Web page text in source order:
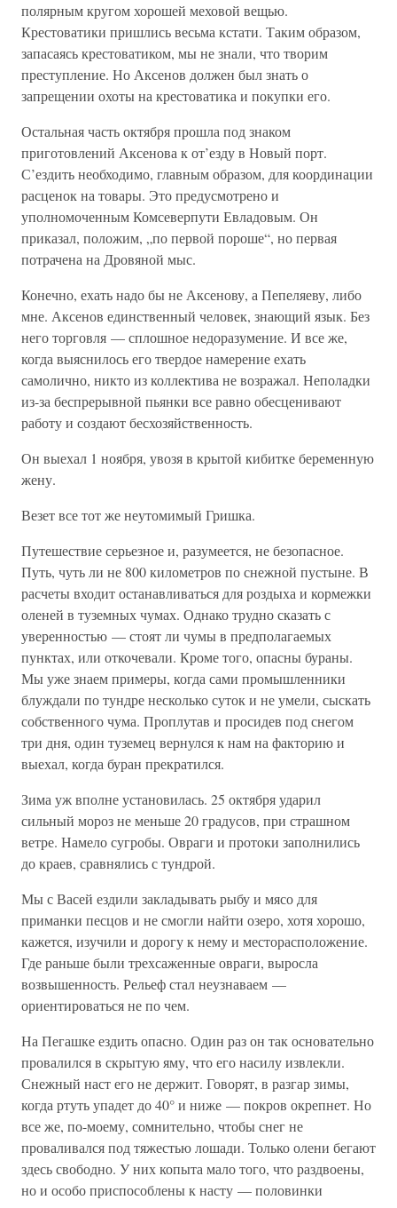
полярным кругом хорошей меховой вещью.
Крестоватики пришлись весьма кстати. Таким образом,
запасаясь крестоватиком, мы не знали, что творим
преступление. Но Аксенов должен был знать о
запрещении охоты на крестоватика и покупки его.
Остальная часть октября прошла под знаком
приготовлений Аксенова к от’езду в Новый порт.
С’ездить необходимо, главным образом, для координации
расценок на товары. Это предусмотрено и
уполномоченным Комсеверпути Евладовым. Он
приказал, положим, „по первой пороше“, но первая
потрачена на Дровяной мыс.
Конечно, ехать надо бы не Аксенову, а Пепеляеву, либо
мне. Аксенов единственный человек, знающий язык. Без
него торговля — сплошное недоразумение. И все же,
когда выяснилось его твердое намерение ехать
самолично, никто из коллектива не возражал. Неполадки
из-за беспрерывной пьянки все равно обесценивают
работу и создают бесхозяйственность.
Он выехал 1 ноября, увозя в крытой кибитке беременную
жену.
Везет все тот же неутомимый Гришка.
Путешествие серьезное и, разумеется, не безопасное.
Путь, чуть ли не 800 километров по снежной пустыне. В
расчеты входит останавливаться для роздыха и кормежки
оленей в туземных чумах. Однако трудно сказать с
уверенностью — стоят ли чумы в предполагаемых
пунктах, или откочевали. Кроме того, опасны бураны.
Мы уже знаем примеры, когда сами промышленники
блуждали по тундре несколько суток и не умели, сыскать
собственного чума. Проплутав и просидев под снегом
три дня, один туземец вернулся к нам на факторию и
выехал, когда буран прекратился.
Зима уж вполне установилась. 25 октября ударил
сильный мороз не меньше 20 градусов, при страшном
ветре. Намело сугробы. Овраги и протоки заполнились
до краев, сравнялись с тундрой.
Мы с Васей ездили закладывать рыбу и мясо для
приманки песцов и не смогли найти озеро, хотя хорошо,
кажется, изучили и дорогу к нему и месторасположение.
Где раньше были трехсаженные овраги, выросла
возвышенность. Рельеф стал неузнаваем —
ориентироваться не по чем.
На Пегашке ездить опасно. Один раз он так основательно
провалился в скрытую яму, что его насилу извлекли.
Снежный наст его не держит. Говорят, в разгар зимы,
когда ртуть упадет до 40° и ниже — покров окрепнет. Но
все же, по-моему, сомнительно, чтобы снег не
проваливался под тяжестью лошади. Только олени бегают
здесь свободно. У них копыта мало того, что раздвоены,
но и особо приспособлены к насту — половинки